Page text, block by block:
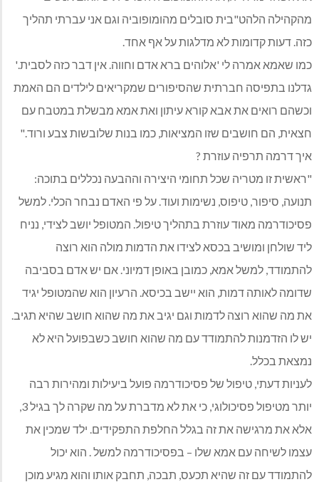
מהקהילה הלהט"בית סובלים מהומופוביה וגם אני עברתי תהליך
כזה. דעות קדומות לא מדלגות על אף אחד.
כמו שאמא אמרה לי 'אלוהים ברא אדם וחווה. אין דבר כזה לסבית.'
גדלנו בתפיסה חברתית שהסיפורים שמקריאים לילדים הם האמת
וכשהם רואים את אבא קורא עיתון ואת אמא מבשלת במטבח עם
חצאית, הם חושבים שזו המציאות, כמו בנות שלובשות צבע ורוד."
איך דרמה תרפיה עוזרת ?
"ראשית זו מטריה שכל תחומי היצירה וההבעה נכללים בתוכה:
תנועה, סיפור, טיפוס, נשימות ועוד. על פי האדם נבחר הכלי. למשל
פסיכודרמה מאוד עוזרת בתהליך טיפול. המטופל יושב לצידי, נניח
ליד שולחן ומושיב בכסא לצידו את הדמות מולה הוא רוצה
להתמודד, למשל אמא, כמובן באופן דמיוני. אם יש אדם בסביבה
שדומה לאותה דמות, הוא יישב בכיסא. הרעיון הוא שהמטופל יגיד
את מה שהוא רוצה לדמות וגם יגיב את מה שהוא חושב שהיא תגיב.
יש לו הזדמנות להתמודד עם מה שהוא חושב כשבפועל היא לא
נמצאת בכלל.
לעניות דעתי, טיפול של פסיכודרמה פועל ביעילות ומהירות רבה
אלא את מרגישה את זה בגלל החלפת התפקידים. ילד שמכין את
עצמו לשיחה עם אמא שלו – בפסיכודרמה למשל . הוא יכול
להתמודד עם זה שהיא תכעס, תבכה, תחבק אותו והוא מגיע מוכן